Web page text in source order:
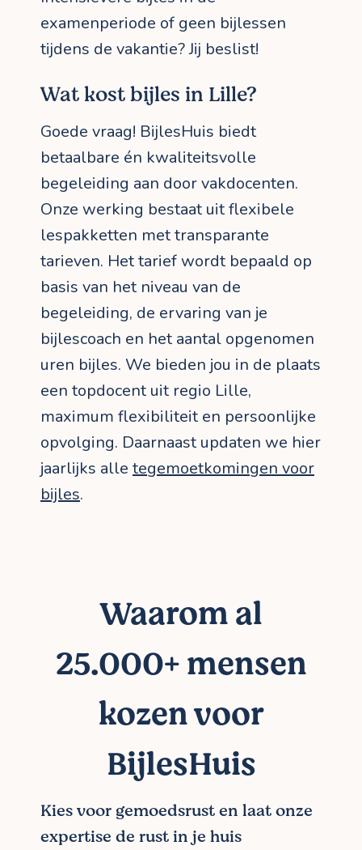
examenperiode of geen bijlessen
tijdens de vakantie? Jij beslist!
Wat kost bijles in Lille?
Goede vraag! BijlesHuis biedt
betaalbare én kwaliteitsvolle
begeleiding aan door vakdocenten.
Onze werking bestaat uit flexibele
lespakketten met transparante
tarieven. Het tarief wordt bepaald op
basis van het niveau van de
begeleiding, de ervaring van je
bijlescoach en het aantal opgenomen
uren bijles. We bieden jou in de plaats
een topdocent uit regio Lille,
maximum flexibiliteit en persoonlijke
opvolging. Daarnaast updaten we hier
jaarlijks alle tegemoetkomingen voor
bijles.
Waarom al
25.000+ mensen
kozen voor
BijlesHuis
Kies voor gemoedsrust en laat onze
expertise de rust in je huis